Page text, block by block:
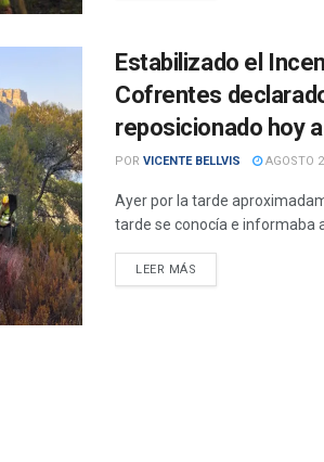
Estabilizado el
Cofrentes
reposicionado hoy
POR VICENTE BELLVIS AGOSTO
Ayer por la tarde
tarde se conocía e informaba
LEER MÁS